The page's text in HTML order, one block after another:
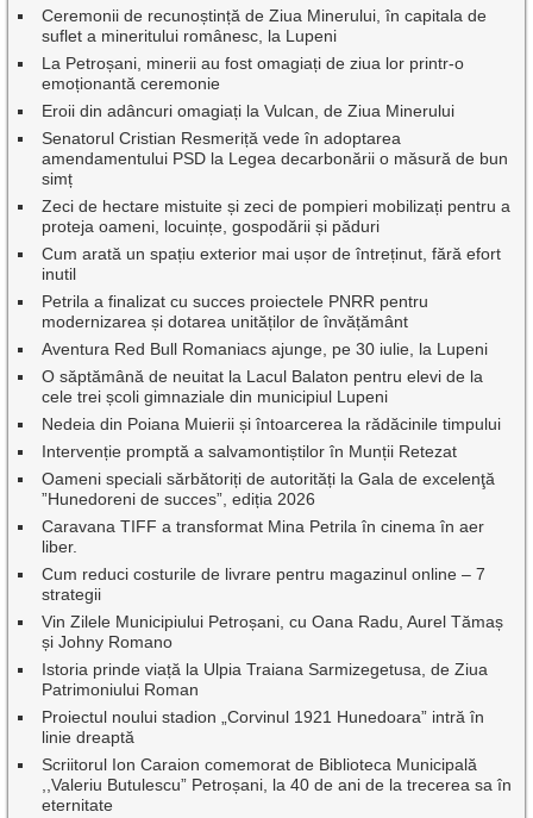
Ceremonii de recunoștință de Ziua Minerului, în capitala de
suflet a mineritului românesc, la Lupeni
La Petroșani, minerii au fost omagiați de ziua lor printr-o
emoționantă ceremonie
Eroii din adâncuri omagiați la Vulcan, de Ziua Minerului
Senatorul Cristian Resmeriță vede în adoptarea
amendamentului PSD la Legea decarbonării o măsură de bun
simț
Zeci de hectare mistuite și zeci de pompieri mobilizați pentru a
proteja oameni, locuințe, gospodării și păduri
Cum arată un spațiu exterior mai ușor de întreținut, fără efort
inutil
Petrila a finalizat cu succes proiectele PNRR pentru
modernizarea și dotarea unităților de învățământ
Aventura Red Bull Romaniacs ajunge, pe 30 iulie, la Lupeni
O săptămână de neuitat la Lacul Balaton pentru elevi de la
cele trei școli gimnaziale din municipiul Lupeni
Nedeia din Poiana Muierii și întoarcerea la rădăcinile timpului
Intervenție promptă a salvamontiștilor în Munții Retezat
Oameni speciali sărbătoriți de autorități la Gala de excelenţă
”Hunedoreni de succes”, ediția 2026
Caravana TIFF a transformat Mina Petrila în cinema în aer
liber.
Cum reduci costurile de livrare pentru magazinul online – 7
strategii
Vin Zilele Municipiului Petroșani, cu Oana Radu, Aurel Tămaș
și Johny Romano
Istoria prinde viață la Ulpia Traiana Sarmizegetusa, de Ziua
Patrimoniului Roman
Proiectul noului stadion „Corvinul 1921 Hunedoara” intră în
linie dreaptă
Scriitorul Ion Caraion comemorat de Biblioteca Municipală
,,Valeriu Butulescu” Petroșani, la 40 de ani de la trecerea sa în
eternitate